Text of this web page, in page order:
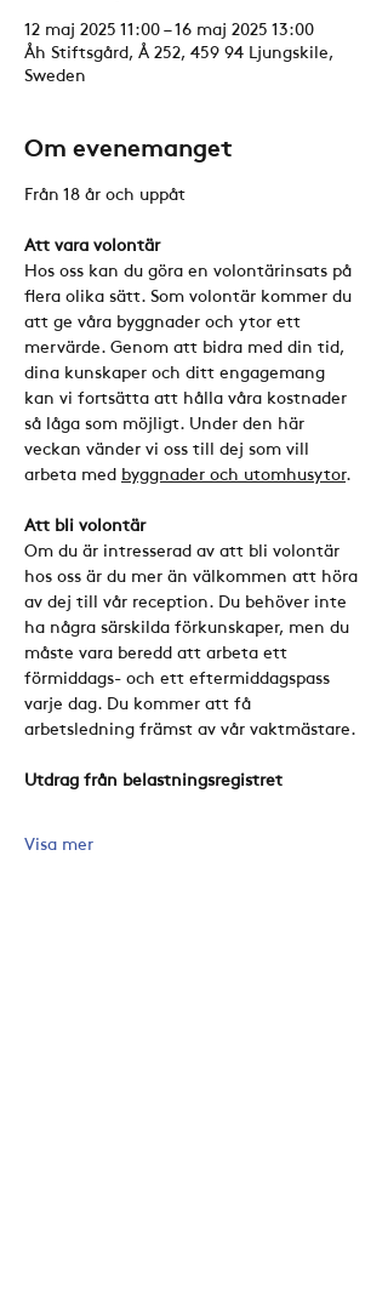
12 maj 2025 11:00 – 16 maj 2025 13:00
Åh Stiftsgård, Å 252, 459 94 Ljungskile,
Sweden
Om evenemanget
Från 18 år och uppåt
Att vara volontär
Hos oss kan du göra en volontärinsats på
flera olika sätt. Som volontär kommer du
att ge våra byggnader och ytor ett
mervärde. Genom att bidra med din tid,
dina kunskaper och ditt engagemang
kan vi fortsätta att hålla våra kostnader
så låga som möjligt. Under den här
veckan vänder vi oss till dej som vill
arbeta med byggnader och utomhusytor.
Att bli volontär
Om du är intresserad av att bli volontär
hos oss är du mer än välkommen att höra
av dej till vår reception. Du behöver inte
ha några särskilda förkunskaper, men du
måste vara beredd att arbeta ett
förmiddags- och ett eftermiddagspass
varje dag. Du kommer att få
arbetsledning främst av vår vaktmästare.
Utdrag från belastningsregistret
Visa mer